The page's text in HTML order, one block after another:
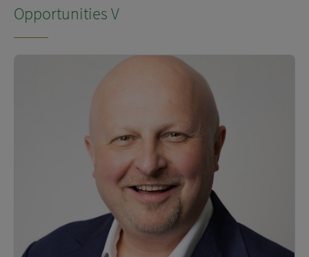
Opportunities V